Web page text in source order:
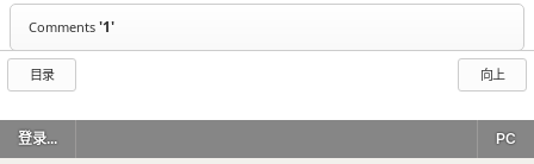
Comments '1'
目录 向上
登录... PC